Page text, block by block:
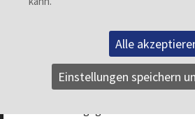
Palette interessanter
Instandhaltung, im
Endmontage oder in
Entwicklungsabteilung.
Alle
Einstellungen speichern